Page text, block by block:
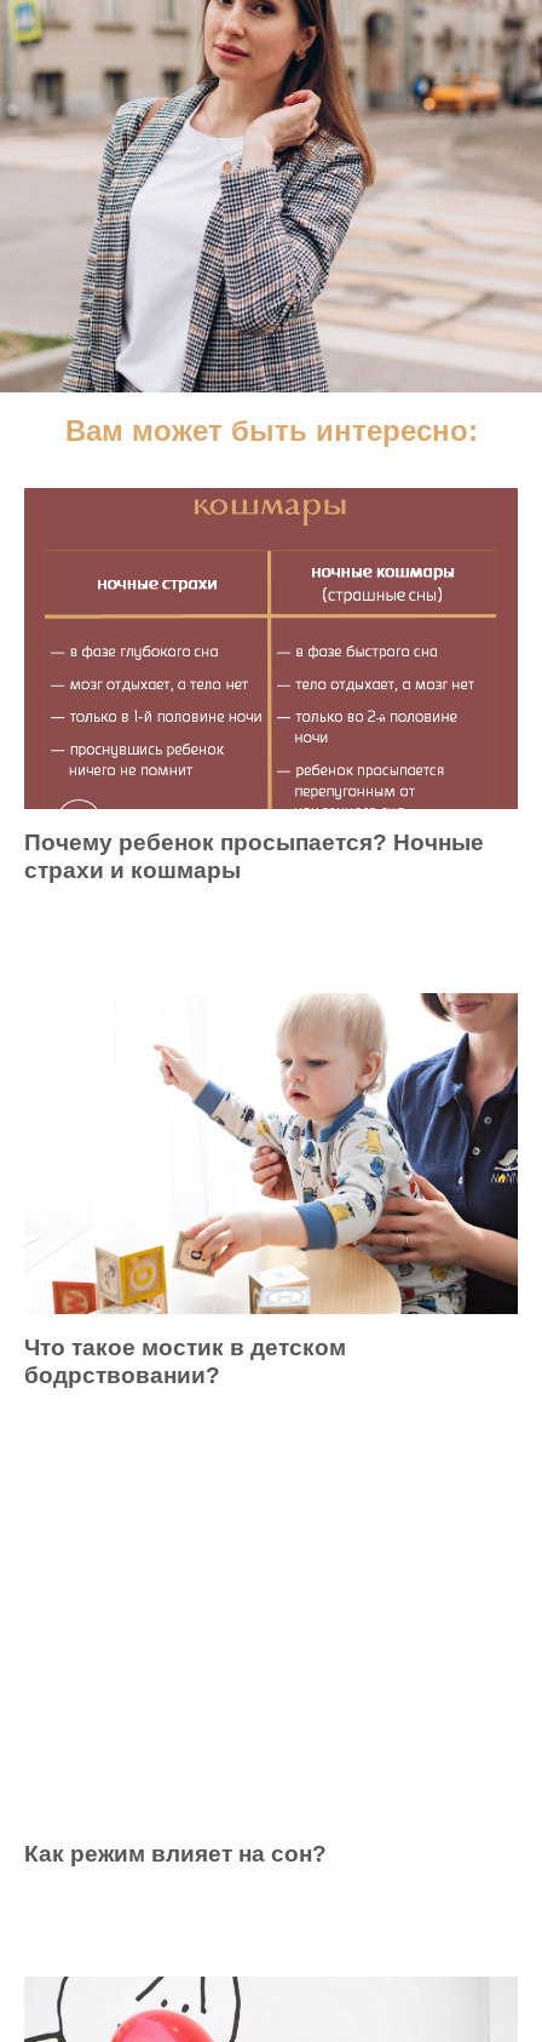
Вам может быть интересно:
Почему ребенок просыпается? Ночные
страхи и кошмары
Что такое мостик в детском
бодрствовании?
Как режим влияет на сон?